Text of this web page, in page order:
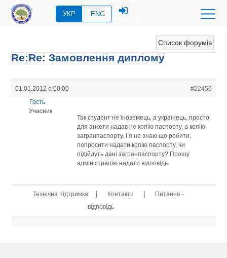
УКР ENG
Список форумів
Re:Re: Замовлення диплому
01.01.2012 о 00:00
#22456
Гость
Учасник
Так студент не іноземець, а українець, просто
для анкети надав не копію паспорту, а копію
загранпаспорту. І я не знаю що робити,
попросити надати копію паспорту, чи
підійдуть дані загранпаспорту? Прошу
адміністрацію надати відповідь.
Технічна підтримка | Контакти |
Питання -
відповідь